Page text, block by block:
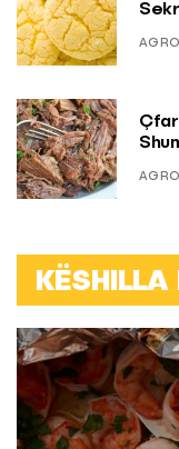
KËSHILLA